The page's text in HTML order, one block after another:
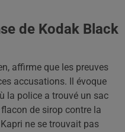
de Kodak Black
affirme que les preuves
accusations. Il évoque
la police a trouvé un sac
de sirop contre la
ne se trouvait pas